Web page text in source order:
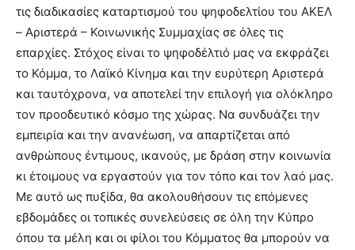
τις διαδικασίες καταρτισμού του ψηφοδελτίου του ΑΚΕΛ
– Αριστερά – Κοινωνικής Συμμαχίας σε όλες τις
επαρχίες. Στόχος είναι το ψηφοδέλτιό μας να εκφράζει
το Κόμμα, το Λαϊκό Κίνημα και την ευρύτερη Αριστερά
και ταυτόχρονα, να αποτελεί την επιλογή για ολόκληρο
τον προοδευτικό κόσμο της χώρας. Να συνδυάζει την
εμπειρία και την ανανέωση, να απαρτίζεται από
ανθρώπους έντιμους, ικανούς, με δράση στην κοινωνία
κι έτοιμους να εργαστούν για τον τόπο και τον λαό μας.
Με αυτό ως πυξίδα, θα ακολουθήσουν τις επόμενες
εβδομάδες οι τοπικές συνελεύσεις σε όλη την Κύπρο
όπου τα μέλη και οι φίλοι του Κόμματος θα μπορούν να